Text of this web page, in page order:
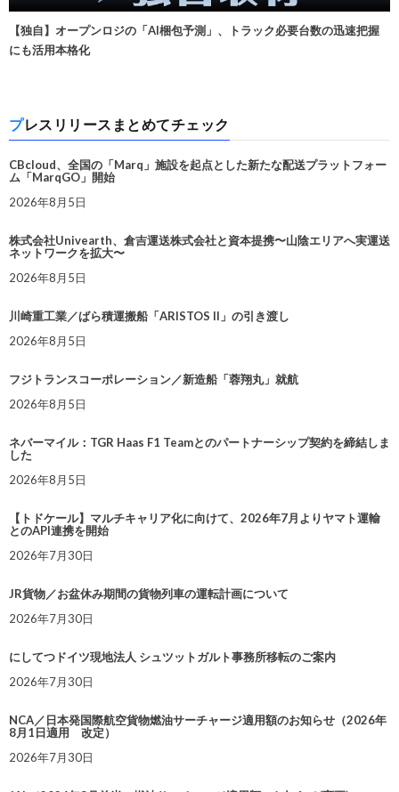
【独自】オープンロジの「AI梱包予測」、トラック必要台数の迅速把握
にも活用本格化
プレスリリースまとめてチェック
CBcloud、全国の「Marq」施設を起点とした新たな配送プラットフォー
ム「MarqGO」開始
2026年8月5日
株式会社Univearth、倉吉運送株式会社と資本提携〜山陰エリアへ実運送
ネットワークを拡大〜
2026年8月5日
川崎重工業／ばら積運搬船「ARISTOS II」の引き渡し
2026年8月5日
フジトランスコーポレーション／新造船「蓉翔丸」就航
2026年8月5日
ネバーマイル：TGR Haas F1 Teamとのパートナーシップ契約を締結しま
した
2026年8月5日
【トドケール】マルチキャリア化に向けて、2026年7月よりヤマト運輸
とのAPI連携を開始
2026年7月30日
JR貨物／お盆休み期間の貨物列車の運転計画について
2026年7月30日
にしてつドイツ現地法人 シュツットガルト事務所移転のご案内
2026年7月30日
NCA／日本発国際航空貨物燃油サーチャージ適用額のお知らせ（2026年
8月1日適用 改定）
2026年7月30日